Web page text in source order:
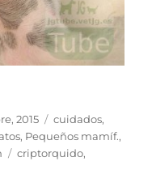
2015 Categorías
cuidados,
, Pequeños mamíf.,
Etiquetas
criptorquido,